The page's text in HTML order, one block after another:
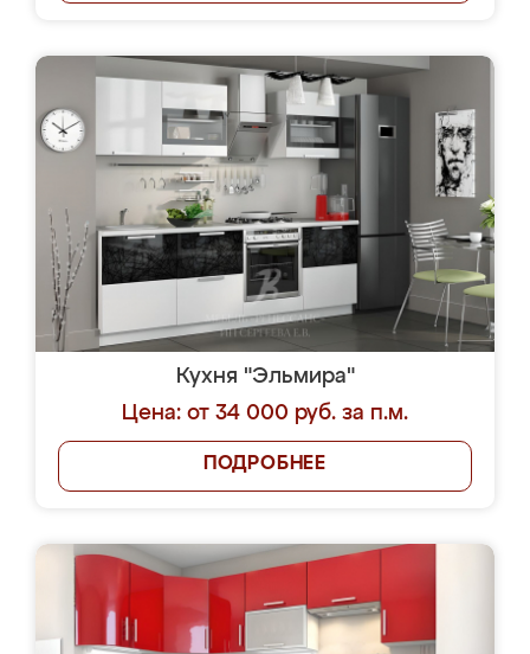
Кухня "Эльмира"
Цена: от 34 000 руб. за п.м.
ПОДРОБНЕЕ